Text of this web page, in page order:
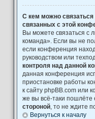
С кем можно связаться
связанных с этой
Вы можете связаться с
команда». Если вы не
если конференция
руководством или
контроля над данной
данная конференция
приостановке работы
к сайту phpBB.com или
же вы всё-таки
стороной , то не ждите
Вернуться к началу